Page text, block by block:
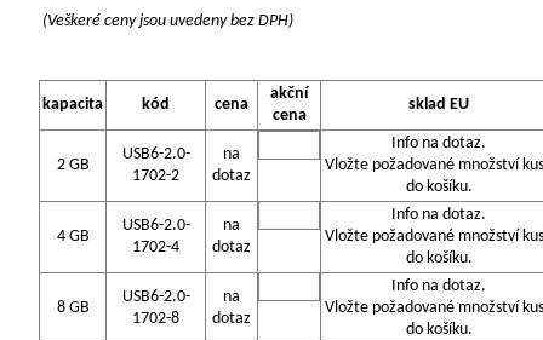
(Veškeré ceny jsou uvedeny bez DPH)
kapacita kód cena
akční
cena
sklad EU
2 GB
USB6-2.0-
1702-2
na
dotaz
Info na dotaz.
Vložte požadované množství
do košíku.
4 GB
USB6-2.0-
1702-4
na
dotaz
Info na dotaz.
Vložte požadované množství
do košíku.
8 GB
USB6-2.0-
1702-8
na
dotaz
Info na dotaz.
Vložte požadované množství
do košíku.